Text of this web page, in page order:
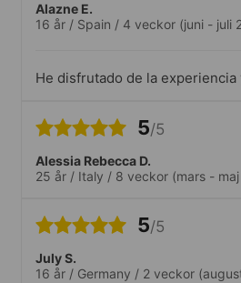
Alazne E.
16 år / Spain / 4 veckor (juni - juli
He disfrutado de la experiencia
5/5
Alessia Rebecca D.
25 år / Italy / 8 veckor (mars -
5/5
July S.
16 år / Germany / 2 veckor